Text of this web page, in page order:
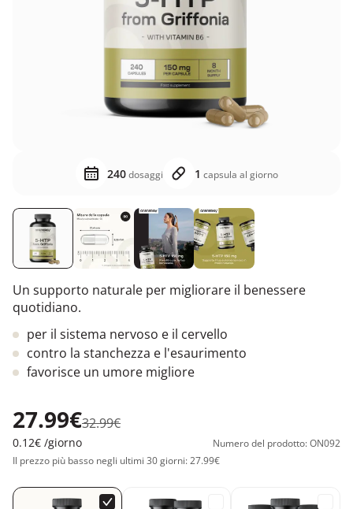
240dosaggi 1 capsula al giorno
Un supporto naturale per migliorare il benessere
quotidiano.
per il sistema nervoso e il cervello
contro la stanchezza e l'esaurimento
favorisce un umore migliore
27.99€32.99€
0.12€ /giorno
Numero del prodotto: ON092
Il prezzo più basso negli ultimi 30 giorni: 27.99€